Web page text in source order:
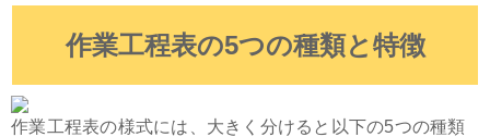
作業工程表の5つの種類と特徴
作業工程表の様式には、大きく分けると以下の5つの種類